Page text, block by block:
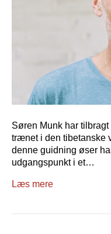
Søren Munk har
trænet i den tibetanske
denne guidning øser
udgangspunkt i et…
Læs mere